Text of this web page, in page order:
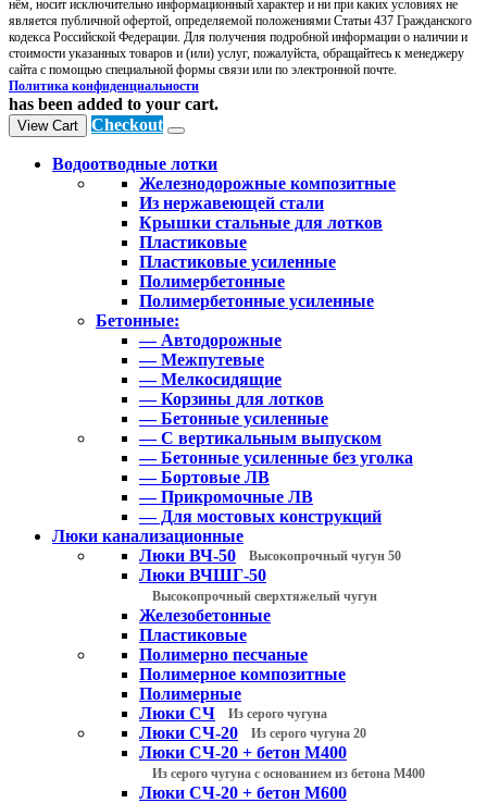
нём, носит исключительно информационный характер и ни при каких условиях не
является публичной офертой, определяемой положениями Статьи 437 Гражданского
кодекса Российской Федерации. Для получения подробной информации о наличии и
стоимости указанных товаров и (или) услуг, пожалуйста, обращайтесь к менеджеру
сайта с помощью специальной формы связи или по электронной почте.
Политика конфиденциальности
has been added to your cart.
View Cart Checkout
Водоотводные лотки
Железнодорожные композитные
Из нержавеющей стали
Крышки стальные для лотков
Пластиковые
Пластиковые усиленные
Полимербетонные
Полимербетонные усиленные
Бетонные:
— Автодорожные
— Межпутевые
— Мелкосидящие
— Корзины для лотков
— Бетонные усиленные
— С вертикальным выпуском
— Бетонные усиленные без уголка
— Бортовые ЛВ
— Прикромочные ЛВ
— Для мостовых конструкций
Люки канализационные
Люки ВЧ-50
Высокопрочный чугун 50
Люки ВЧШГ-50
Высокопрочный сверхтяжелый чугун
Железобетонные
Пластиковые
Полимерно песчаные
Полимерное композитные
Полимерные
Люки СЧ
Из серого чугуна
Люки СЧ-20 Из серого чугуна 20
Люки СЧ-20 + бетон М400
Из серого чугуна с основанием из бетона М400
Люки СЧ-20 + бетон М600